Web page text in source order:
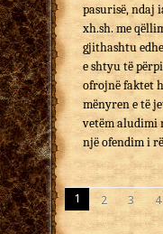
pasurisë, ndaj
xh.sh. me
gjithashtu
e shtyu të
ofrojnë faktet
mënyren e të
vetëm aludimi
një ofendim i
1 2 3 4